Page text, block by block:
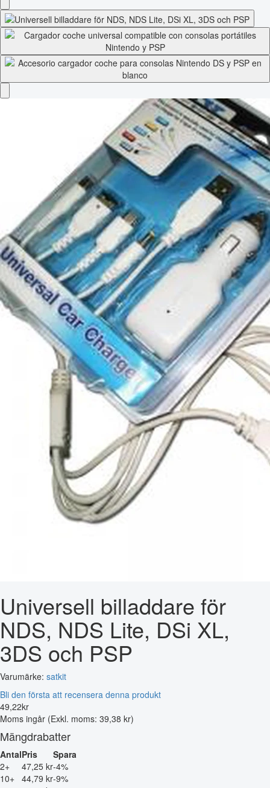
Universell billaddare för
NDS, NDS Lite, DSi XL,
3DS och PSP
Varumärke: satkit
Bli den första att recensera denna produkt
49,22kr
Moms ingår (Exkl. moms: 39,38 kr)
Mängdrabatter
AntalPris
Spara
2+
47,25 kr-4%
10+ 44,79 kr-9%